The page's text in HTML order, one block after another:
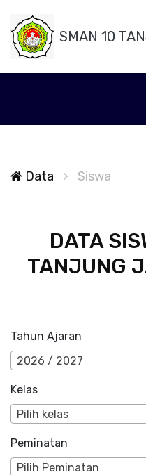
SMAN 10
Data Siswa
DATA
TANJUNG
Tahun Ajaran
2026 / 2027
Kelas
Pilih kelas
Peminatan
Pilih Peminatan